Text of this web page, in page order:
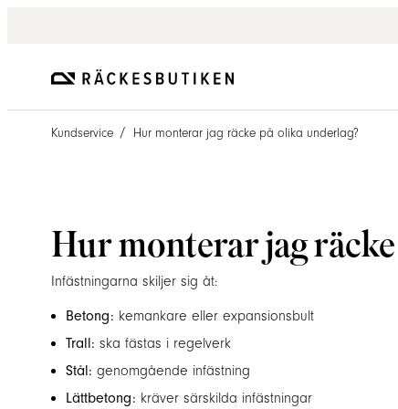
Kundservice / Hur monterar jag räcke på olika underlag?
Hur monterar jag
Infästningarna skiljer sig åt:
Betong: kemankare eller expansionsbult
Trall: ska fästas i regelverk
Stål: genomgående infästning
Lättbetong: kräver särskilda infästningar